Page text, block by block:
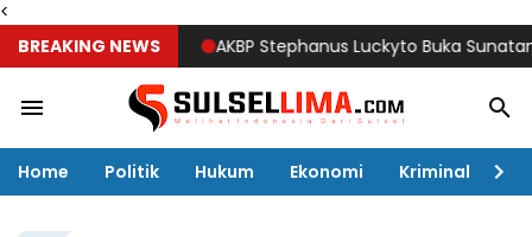
<
BREAKING NEWSAKBP Stephanus Luckyto Buka Sunatan
Home Politik Hukum Ekonomi Kriminal